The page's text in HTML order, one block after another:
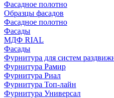
Фасадное полотно
Образцы фасадов
Фасадное полотно
Фасады
МДФ RIAL
Фасады
Фурнитура для систем
Фурнитура Рамир
Фурнитура Риал
Фурнитура Топ-лайн
Фурнитура Универсал